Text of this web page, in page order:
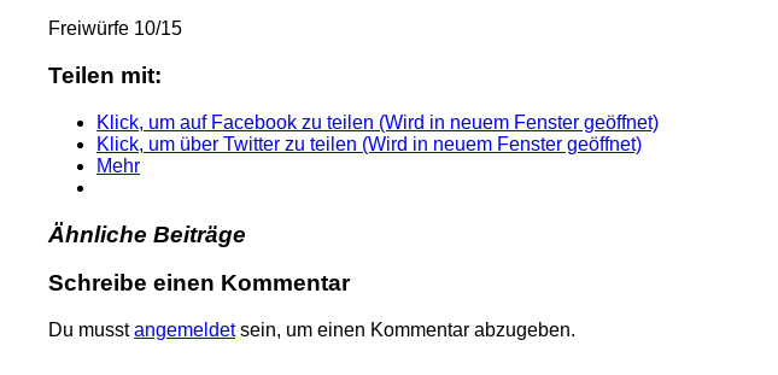
Freiwürfe 10/15
Teilen mit:
Klick, um auf Facebook zu teilen (Wird in neuem Fenster geöffnet)
Klick, um über Twitter zu teilen (Wird in neuem Fenster geöffnet)
Mehr
Ähnliche Beiträge
Schreibe einen Kommentar
Du musstangemeldetsein, um einen Kommentar abzugeben.